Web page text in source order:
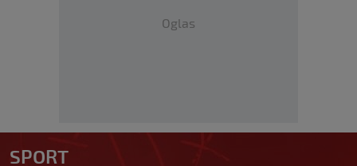
Oglas
SPORT